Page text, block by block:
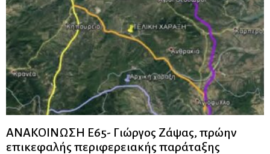
ΑΝΑΚΟΙΝΩΣΗ Ε65- Γιώργος Ζάψας, πρώην
επικεφαλής περιφερειακής παράταξης